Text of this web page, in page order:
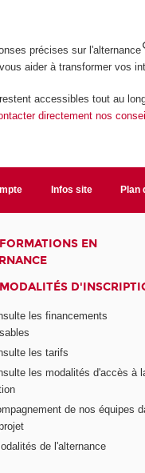
précises sur l'alternance
aider à transformer vos
accessibles tout au
directement nos
Infos site Plan
EN
les financements
les tarifs
les modalités d'accès à
de nos équipes
de l'alternance